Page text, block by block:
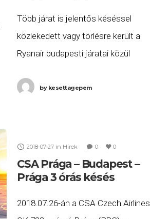
Több járat is jelentős késéssel
közlekedett vagy törlésre került a
Ryanair budapesti járatai közül
törölt járatok listája a következő:
bykesettagepem
2018-07-27 in Hírek 0 0
CSA Prága – Budapest –
Prága 3 órás késés
2018.07.26-án a CSA Czech Airlines